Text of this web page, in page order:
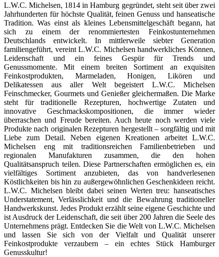
L.W.C. Michelsen, 1814 in Hamburg gegründet, steht seit über zwei
Jahrhunderten für höchste Qualität, feinen Genuss und hanseatische
Tradition. Was einst als kleines Lebensmittelgeschäft begann, hat
sich zu einem der renommiertesten Feinkostunternehmen
Deutschlands entwickelt. In mittlerweile siebter Generation
familiengeführt, vereint L.W.C. Michelsen handwerkliches Können,
Leidenschaft und ein feines Gespür für Trends und
Genussmomente. Mit einem breiten Sortiment an exquisiten
Feinkostprodukten, Marmeladen, Honigen, Likören und
Delikatessen aus aller Welt begeistert L.W.C. Michelsen
Feinschmecker, Gourmets und Genießer gleichermaßen. Die Marke
steht für traditionelle Rezepturen, hochwertige Zutaten und
innovative Geschmackskompositionen, die immer wieder
überraschen und Freude bereiten. Auch heute noch werden viele
Produkte nach originalen Rezepturen hergestellt – sorgfältig und mit
Liebe zum Detail. Neben eigenen Kreationen arbeitet L.W.C.
Michelsen eng mit traditionsreichen Familienbetrieben und
regionalen Manufakturen zusammen, die den hohen
Qualitätsanspruch teilen. Diese Partnerschaften ermöglichen es, ein
vielfältiges Sortiment anzubieten, das von handverlesenen
Köstlichkeiten bis hin zu außergewöhnlichen Geschenkideen reicht.
L.W.C. Michelsen bleibt dabei seinen Werten treu: hanseatisches
Understatement, Verlässlichkeit und die Bewahrung traditioneller
Handwerkskunst. Jedes Produkt erzählt seine eigene Geschichte und
ist Ausdruck der Leidenschaft, die seit über 200 Jahren die Seele des
Unternehmens prägt. Entdecken Sie die Welt von L.W.C. Michelsen
und lassen Sie sich von der Vielfalt und Qualität unserer
Feinkostprodukte verzaubern – ein echtes Stück Hamburger
Genusskultur!